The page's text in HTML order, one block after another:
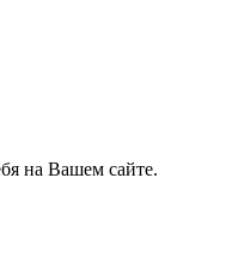
на Вашем сайте.